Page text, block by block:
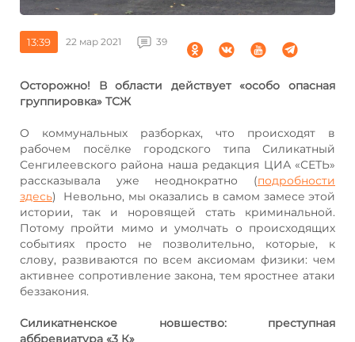
13:39 22 мар 2021 39
Осторожно! В области действует «особо опасная
группировка» ТСЖ
О коммунальных разборках, что происходят в
рабочем посёлке городского типа Силикатный
Сенгилеевского района наша редакция ЦИА «СЕТЬ»
рассказывала уже неоднократно (подробности
здесь) Невольно, мы оказались в самом замесе этой
истории, так и норовящей стать криминальной.
Потому пройти мимо и умолчать о происходящих
событиях просто не позволительно, которые, к
слову, развиваются по всем аксиомам физики: чем
активнее сопротивление закона, тем яростнее атаки
беззакония.
Силикатненское новшество: преступная
аббревиатура «3 К»